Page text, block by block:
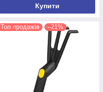
Купити
Топ продажів –21%